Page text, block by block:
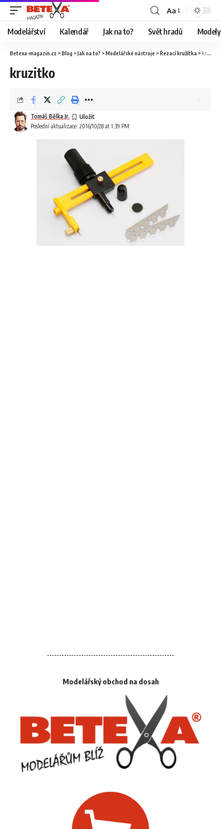
Aa
Modelářství Kalendář Jak na to? Svět hradů
Betexa-magazin.cz >Blog >Jak na to? >Modelářské nástroje >Řezací kružítka >kruzitko
kruzitko
Poslední aktualizace: 2016/10/28 at 1:39 PM
Tomáš Bělka Jr.
Modelářský obchod na dosah